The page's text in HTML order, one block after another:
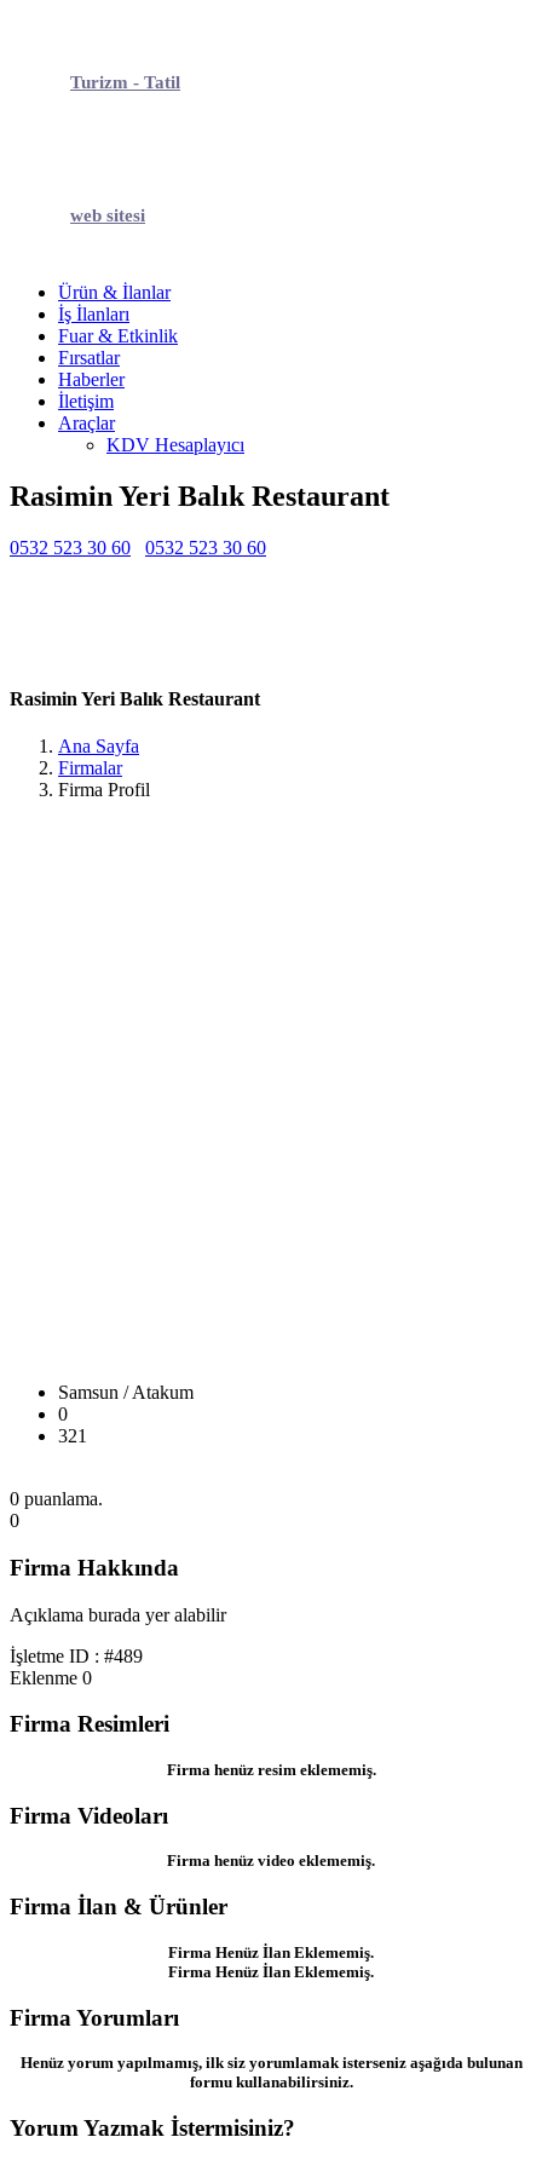
Turizm - Tatil
web sitesi
Ürün & İlanlar
İş İlanları
Fuar & Etkinlik
Fırsatlar
Haberler
İletişim
Araçlar
KDV Hesaplayıcı
Rasimin Yeri Balık Restaurant
0532 523 30 60 0532 523 30 60
Rasimin Yeri Balık Restaurant
Ana Sayfa
Firmalar
Firma Profil
Samsun / Atakum
0
321
0 puanlama.
0
Firma Hakkında
Açıklama burada yer alabilir
İşletme ID : #489
Eklenme 0
Firma Resimleri
Firma henüz resim eklememiş.
Firma Videoları
Firma henüz video eklememiş.
Firma İlan & Ürünler
Firma Henüz İlan Eklememiş.
Firma Henüz İlan Eklememiş.
Firma Yorumları
Henüz yorum yapılmamış, ilk siz yorumlamak isterseniz aşağıda bulunan
formu kullanabilirsiniz.
Yorum Yazmak İstermisiniz?